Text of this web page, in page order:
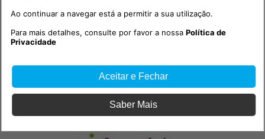
PUB
Ao continuar a navegar está a permitir a sua utilização.
Para mais detalhes, consulte por favor a nossaPolítica de
Privacidade
Aceitar e Fechar
Saber Mais